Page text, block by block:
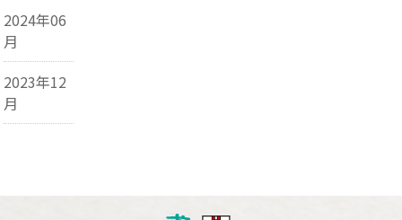
2024年06
月
2023年12
月